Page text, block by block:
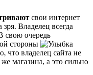
свои интернет
зря. Владелец всегда
свою очередь
стороны
что владелец сайта не
магазина, а это сильно